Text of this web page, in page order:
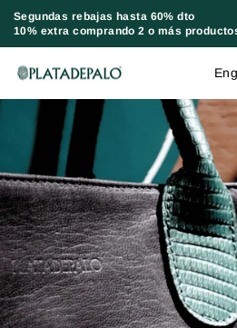
SkipSegundas rebajas hasta 60% dto
10% extra comprando 2 o más